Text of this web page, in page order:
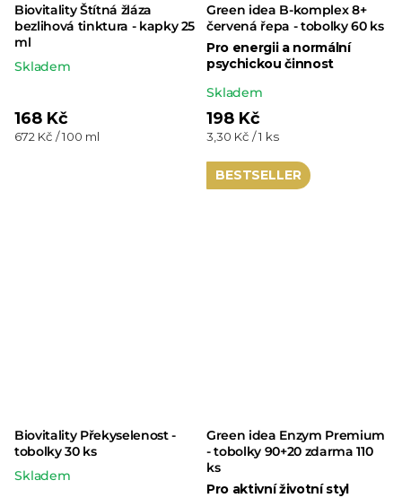
Biovitality Štítná žláza
bezlihová tinktura - kapky 25
ml
Skladem
168 Kč
Měrná
672 Kč / 100 ml
Green idea B-komplex 8+
červená řepa - tobolky 60 ks
Pro energii a normální
psychickou činnost
Průměrné
hodnocení
produktu
je
5,0
Skladem
198 Kč
Měrná
3,30 Kč / 1 ks
Biovitality Překyselenost -
tobolky 30 ks
Skladem
BESTSELLER
Green idea Enzym Premium
- tobolky 90+20 zdarma 110
ks
Pro aktivní životní styl